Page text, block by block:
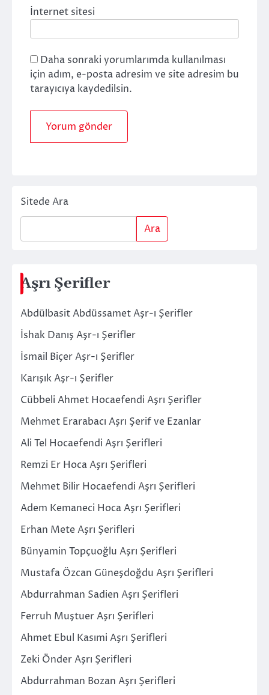
İnternet sitesi
Daha sonraki yorumlarımda kullanılması
için adım, e-posta adresim ve site adresim bu
tarayıcıya kaydedilsin.
Sitede Ara
Ara
Aşrı Şerifler
Abdülbasit Abdüssamet Aşr-ı Şerifler
İshak Danış Aşr-ı Şerifler
İsmail Biçer Aşr-ı Şerifler
Karışık Aşr-ı Şerifler
Cübbeli Ahmet Hocaefendi Aşrı Şerifler
Mehmet Erarabacı Aşrı Şerif ve Ezanlar
Ali Tel Hocaefendi Aşrı Şerifleri
Remzi Er Hoca Aşrı Şerifleri
Mehmet Bilir Hocaefendi Aşrı Şerifleri
Adem Kemaneci Hoca Aşrı Şerifleri
Erhan Mete Aşrı Şerifleri
Bünyamin Topçuoğlu Aşrı Şerifleri
Mustafa Özcan Güneşdoğdu Aşrı Şerifleri
Abdurrahman Sadien Aşrı Şerifleri
Ferruh Muştuer Aşrı Şerifleri
Ahmet Ebul Kasımi Aşrı Şerifleri
Zeki Önder Aşrı Şerifleri
Abdurrahman Bozan Aşrı Şerifleri